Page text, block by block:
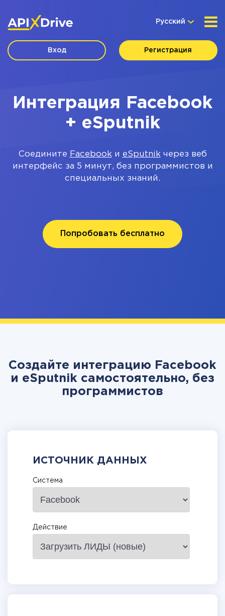
Русский
Вход Регистрация
Интеграция Facebook
+ eSputnik
Соедините Facebookи eSputnikчерез веб
интерфейс за 5 минут, без программистов и
специальных знаний.
Попробовать бесплатно
Создайте интеграцию Facebook
и eSputnik самостоятельно, без
программистов
ИСТОЧНИК ДАННЫХ
Система
Действие